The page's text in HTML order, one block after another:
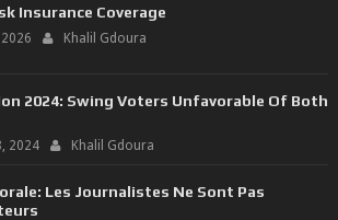
Insurance Coverage
2026 Khalil Gdoura
2024: Swing Voters Unfavorable Of Both
2024 Khalil Gdoura
Les Journalistes Ne Sont Pas